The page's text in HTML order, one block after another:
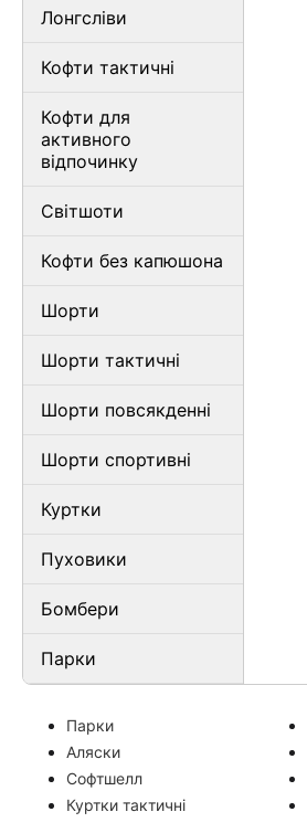
Лонгсліви
Кофти тактичні
Кофти для
активного
відпочинку
Світшоти
Кофти без капюшона
Шорти
Шорти тактичні
Шорти повсякденні
Шорти спортивні
Куртки
Пуховики
Бомбери
Парки
Парки
Аляски
Софтшелл
Куртки тактичні